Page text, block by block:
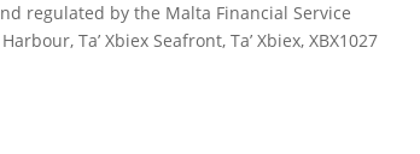
regulated by the Malta Financial Service
Ta’ Xbiex Seafront, Ta’ Xbiex, XBX1027